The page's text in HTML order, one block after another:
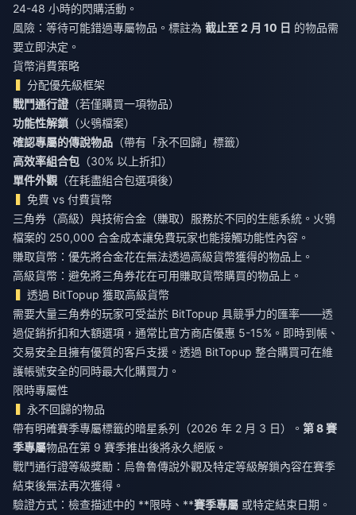
24-48 小時的閃購活動。
風險：等待可能錯過專屬物品。標註為 截止至 2 月 10 日 的物品需
要立即決定。
貨幣消費策略
分配優先級框架
戰鬥通行證 （若僅購買一項物品）
功能性解鎖 （火鴞檔案）
確認專屬的傳說物品 （帶有「永不回歸」標籤）
高效率組合包 （30% 以上折扣）
單件外觀 （在耗盡組合包選項後）
免費 vs 付費貨幣
三角券（高級）與技術合金（賺取）服務於不同的生態系統。火鴞
檔案的 250,000 合金成本讓免費玩家也能接觸功能性內容。
賺取貨幣：優先將合金花在無法透過高級貨幣獲得的物品上。
高級貨幣：避免將三角券花在可用賺取貨幣購買的物品上。
透過 BitTopup 獲取高級貨幣
需要大量三角券的玩家可受益於 BitTopup 具競爭力的匯率——透
過促銷折扣和大額選項，通常比官方商店優惠 5-15%。即時到帳、
交易安全且擁有優質的客戶支援。透過 BitTopup 整合購買可在維
護帳號安全的同時最大化購買力。
限時專屬性
永不回歸的物品
帶有明確賽季專屬標籤的暗星系列（2026 年 2 月 3 日）。 第 8 賽
季專屬物品在第 9 賽季推出後將永久絕版。
戰鬥通行證等級獎勵：烏魯魯傳說外觀及特定等級解鎖內容在賽季
結束後無法再次獲得。
驗證方式：檢查描述中的 **限時、**賽季專屬 或特定結束日期。